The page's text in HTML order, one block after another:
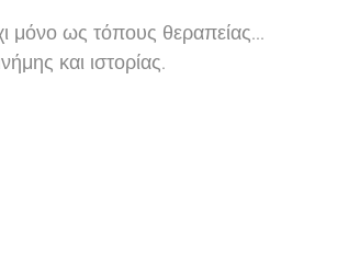
μόνο ως τόπους θεραπείας...
και ιστορίας.